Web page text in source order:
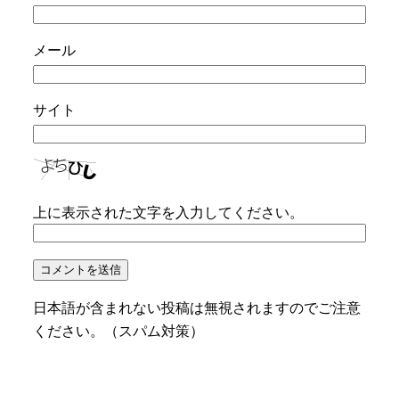
メール
サイト
上に表示された文字を入力してください。
日本語が含まれない投稿は無視されますのでご注意
ください。（スパム対策）